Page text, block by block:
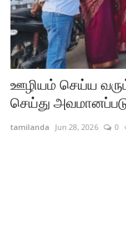
ஊழியம் செய்ய
செய்து
tamilanda Jun 28, 2026 0